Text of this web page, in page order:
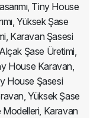
Tiny House
Yüksek Şase
Karavan Şasesi
Şase Üretimi,
House Karavan,
House Şasesi
Yüksek Şase
Karavan